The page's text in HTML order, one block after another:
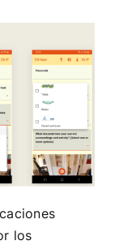
los